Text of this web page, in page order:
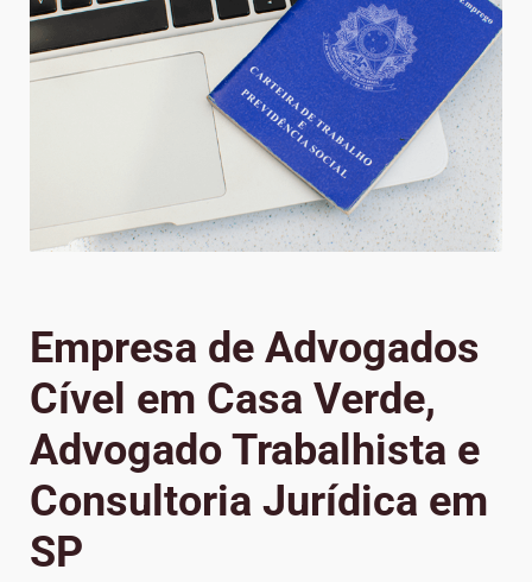
Empresa de Advogados
Cível em Casa Verde,
Advogado Trabalhista e
Consultoria Jurídica em
SP